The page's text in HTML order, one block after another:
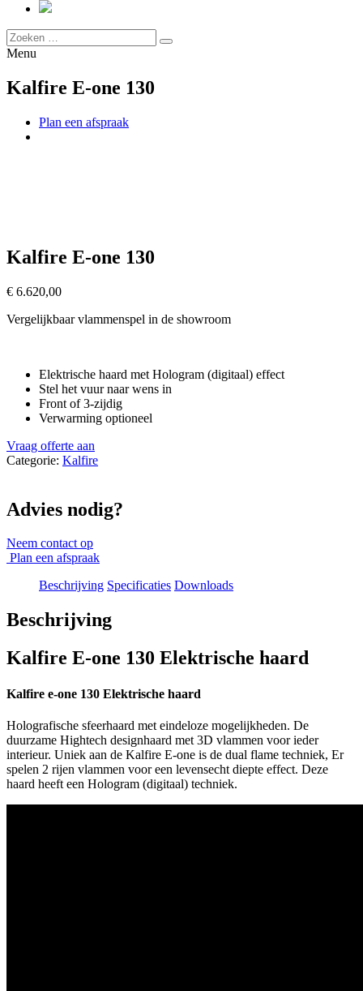
Menu
Kalfire E-one 130
Plan een afspraak
Kalfire E-one 130
€ 6.620,00
Vergelijkbaar vlammenspel in de showroom
Elektrische haard met Hologram (digitaal) effect
Stel het vuur naar wens in
Front of 3-zijdig
Verwarming optioneel
Vraag offerte aan
Categorie: Kalfire
Advies nodig?
Neem contact op
Plan een afspraak
Beschrijving Specificaties Downloads
Beschrijving
Kalfire E-one 130 Elektrische haard
Kalfire e-one 130 Elektrische haard
Holografische sfeerhaard met eindeloze mogelijkheden. De
duurzame Hightech designhaard met 3D vlammen voor ieder
interieur. Uniek aan de Kalfire E-one is de dual flame techniek, Er
spelen 2 rijen vlammen voor een levensecht diepte effect. Deze
haard heeft een Hologram (digitaal) techniek.